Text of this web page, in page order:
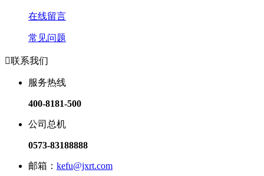
在线留言
常见问题
联系我们
服务热线
400-8181-500
公司总机
0573-83188888
邮箱： kefu@jxrt.com